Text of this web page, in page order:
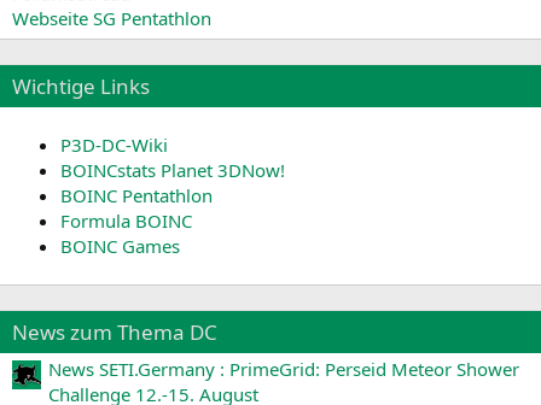
Webseite SG Pentathlon
Wichtige Links
P3D-DC-Wiki
BOINCstats Planet 3DNow!
BOINC Pentathlon
Formula BOINC
BOINC Games
News zum Thema DC
News SETI.Germany : PrimeGrid: Perseid Meteor Shower
Challenge 12.-15. August